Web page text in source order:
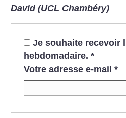
David (UCL Chambéry)
Je souhaite recevoir
hebdomadaire. *
Votre adresse e-mail *